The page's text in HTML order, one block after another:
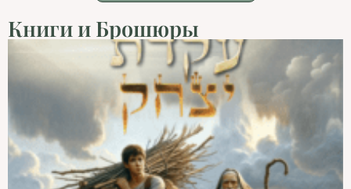
Книги и Брошюры